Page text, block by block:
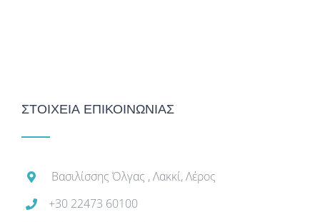
ΣΤΟΙΧΕΙΑ ΕΠΙΚΟΙΝΩΝΙΑΣ
Βασιλίσσης Όλγας , Λακκί, Λέρος
+30 22473 60100